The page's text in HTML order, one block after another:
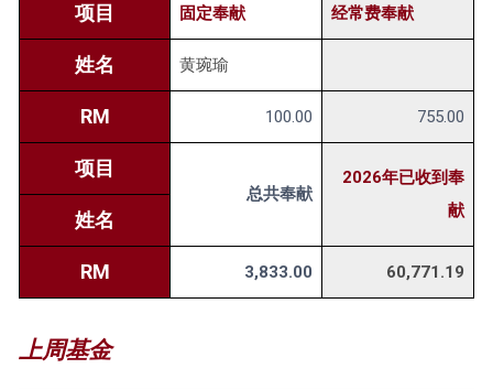
项目 固定奉献 经常费奉献
姓名 黄琬瑜
RM 100.00 755.00
项目
总共奉献
2026年已收到奉
献
姓名
RM 3,833.00 60,771.19
上周基金